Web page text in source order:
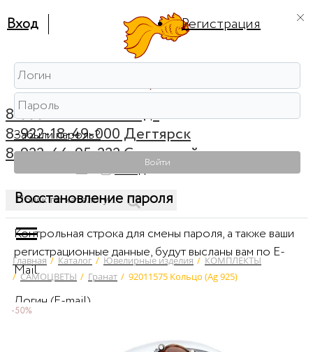
8-999-56-56-111 Ревда
8-922-18-49-000 Дегтярск
8-922-44-95-222 Советский
Вход
Главная / Каталог / Ювелирные изделия / КОМПЛЕКТЫ
/ САМОЦВЕТЫ / Гранат / 92011575 Кольцо (Ag 925)
-50%
Вход Регистрация
Забыли пароль?
Войти
Восстановление пароля
Контрольная строка для смены пароля, а также ваши
регистрационные данные, будут высланы вам по E-
Mail.
Логин (E-mail)